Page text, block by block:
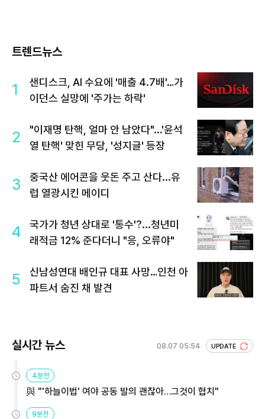
트렌드뉴스
1
샌디스크, AI 수요에 '매출 4.7배'…가
이던스 실망에 '주가는 하락'
2
"이재명 탄핵, 얼마 안 남았다"...'윤석
열 탄핵' 맞힌 무당, '성지글' 등장
3
중국산 에어콘을 웃돈 주고 산다...유
럽 열광시킨 메이디
4
국가가 청년 상대로 '통수'?...청년미
래적금 12% 준다더니 "응, 오류야"
5
신남성연대 배인규 대표 사망…인천 아
파트서 숨진 채 발견
실시간 뉴스 08.07 05:54 UPDATE
4분전
與 "'하늘이법' 여야 공동 발의 괜찮아…그것이 협치"
9분전